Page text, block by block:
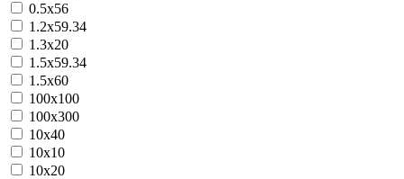
0.5x56
1.2х59.34
1.3х20
1.5х59.34
1.5х60
100х100
100х300
10x40
10х10
10х20